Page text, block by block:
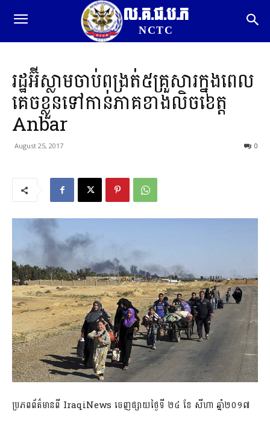
ល.គ.ជ.ប.ភ
NCTC
រដ្ឋអ៊ីស្លាមចាប់ពង្រត់៥គ្រួសារក្នុងពេល
គេចខ្លួនទៅកាន់ភាគខាងលិចខេត្ត
Anbar
August 25, 2017 0
ប្រភពព័ត៌មានពី IraqiNews ចេញផ្សាយថ្ងៃទី ២៤ ខែ សីហា ឆ្នាំ២០១៧